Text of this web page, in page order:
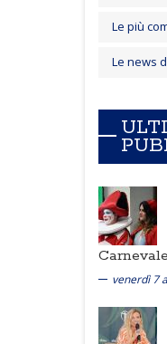
Le più
Le news
venerdì 7